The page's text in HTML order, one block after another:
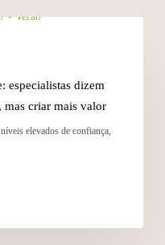
especialistas dizem
mas criar mais valor
elevados de confiança,